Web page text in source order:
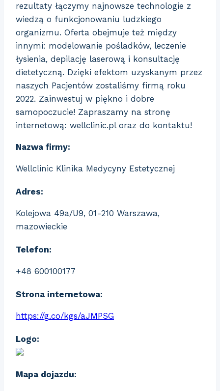
rezultaty łączymy najnowsze technologie z
wiedzą o funkcjonowaniu ludzkiego
organizmu. Oferta obejmuje też między
innymi: modelowanie pośladków, leczenie
łysienia, depilację laserową i konsultację
dietetyczną. Dzięki efektom uzyskanym przez
naszych Pacjentów zostaliśmy firmą roku
2022. Zainwestuj w piękno i dobre
samopoczucie! Zapraszamy na stronę
internetową: wellclinic.pl oraz do kontaktu!
Nazwa firmy:
Wellclinic Klinika Medycyny Estetycznej
Adres:
Kolejowa 49a/U9, 01-210 Warszawa,
mazowieckie
Telefon:
+48 600100177
Strona internetowa:
https://g.co/kgs/aJMPSG
Logo:
Mapa dojazdu: